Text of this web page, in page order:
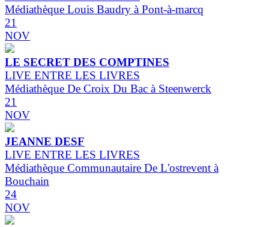
Médiathèque Louis Baudry à Pont-à-marcq
21
NOV
LE SECRET DES COMPTINES
LIVE ENTRE LES LIVRES
Médiathèque De Croix Du Bac à Steenwerck
21
NOV
JEANNE DESF
LIVE ENTRE LES LIVRES
Médiathèque Communautaire De L'ostrevent à
Bouchain
24
NOV